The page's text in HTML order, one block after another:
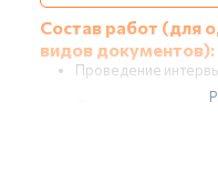
Состав работ (для
видов документов):
Проведение
Определение